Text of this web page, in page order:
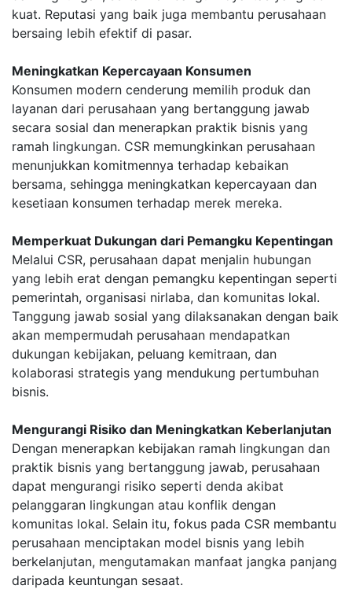
kuat. Reputasi yang baik juga membantu perusahaan
bersaing lebih efektif di pasar.
Meningkatkan Kepercayaan Konsumen
Konsumen modern cenderung memilih produk dan
layanan dari perusahaan yang bertanggung jawab
secara sosial dan menerapkan praktik bisnis yang
ramah lingkungan. CSR memungkinkan perusahaan
menunjukkan komitmennya terhadap kebaikan
bersama, sehingga meningkatkan kepercayaan dan
kesetiaan konsumen terhadap merek mereka.
Memperkuat Dukungan dari Pemangku Kepentingan
Melalui CSR, perusahaan dapat menjalin hubungan
yang lebih erat dengan pemangku kepentingan seperti
pemerintah, organisasi nirlaba, dan komunitas lokal.
Tanggung jawab sosial yang dilaksanakan dengan baik
akan mempermudah perusahaan mendapatkan
dukungan kebijakan, peluang kemitraan, dan
kolaborasi strategis yang mendukung pertumbuhan
bisnis.
Mengurangi Risiko dan Meningkatkan Keberlanjutan
Dengan menerapkan kebijakan ramah lingkungan dan
praktik bisnis yang bertanggung jawab, perusahaan
dapat mengurangi risiko seperti denda akibat
pelanggaran lingkungan atau konflik dengan
komunitas lokal. Selain itu, fokus pada CSR membantu
perusahaan menciptakan model bisnis yang lebih
berkelanjutan, mengutamakan manfaat jangka panjang
daripada keuntungan sesaat.